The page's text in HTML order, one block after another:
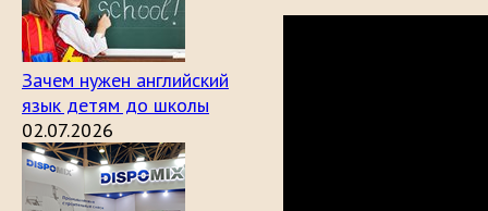
Зачем нужен английский
язык детям до школы
02.07.2026